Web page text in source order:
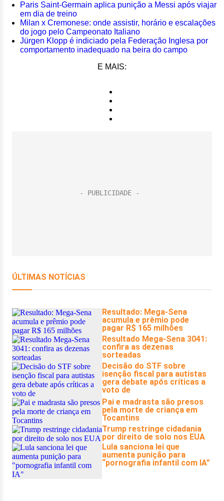
Paris Saint-Germain aplica punição a Messi após viajar
em dia de treino
Milan x Cremonese: onde assistir, horário e escalações
do jogo pelo Campeonato Italiano
Jürgen Klopp é indiciado pela Federação Inglesa por
comportamento inadequado na beira do campo
E MAIS: